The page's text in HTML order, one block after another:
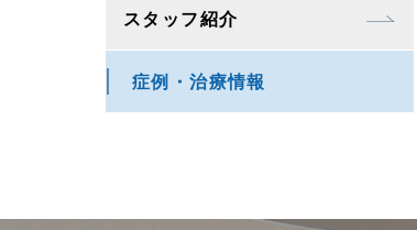
スタッフ紹介
症例・治療情報